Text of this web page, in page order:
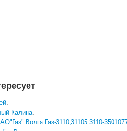
.
Калина.
Волга Газ-3110,31105 3110-